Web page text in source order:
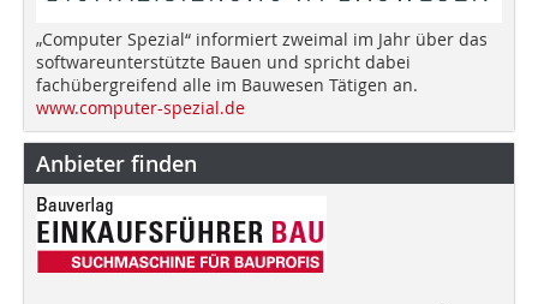
„Computer Spezial“ informiert zweimal im Jahr über das
softwareunterstützte Bauen und spricht dabei
fachübergreifend alle im Bauwesen Tätigen an.
www.computer-spezial.de
Anbieter finden